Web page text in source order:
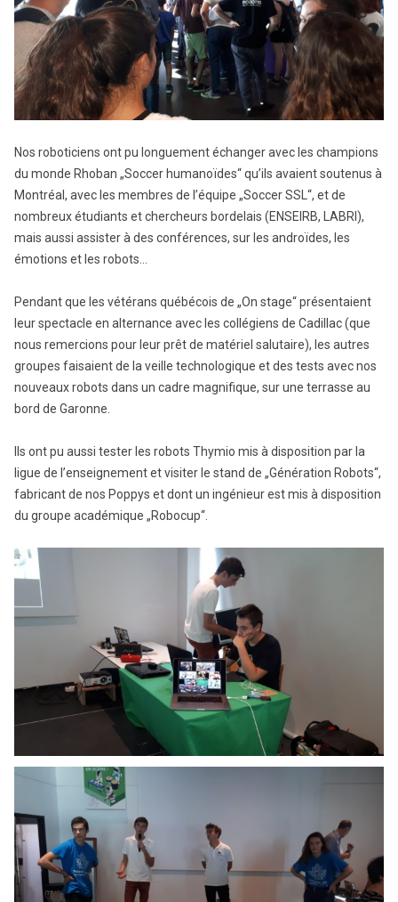
Nos roboticiens ont pu longuement échanger avec les champions
du monde Rhoban „Soccer humanoïdes“ qu’ils avaient soutenus à
Montréal, avec les membres de l’équipe „Soccer SSL“, et de
nombreux étudiants et chercheurs bordelais (ENSEIRB, LABRI),
mais aussi assister à des conférences, sur les androïdes, les
émotions et les robots…
Pendant que les vétérans québécois de „On stage“ présentaient
leur spectacle en alternance avec les collégiens de Cadillac (que
nous remercions pour leur prêt de matériel salutaire), les autres
groupes faisaient de la veille technologique et des tests avec nos
nouveaux robots dans un cadre magnifique, sur une terrasse au
bord de Garonne.
Ils ont pu aussi tester les robots Thymio mis à disposition par la
ligue de l’enseignement et visiter le stand de „Génération Robots“,
fabricant de nos Poppys et dont un ingénieur est mis à disposition
du groupe académique „Robocup“.